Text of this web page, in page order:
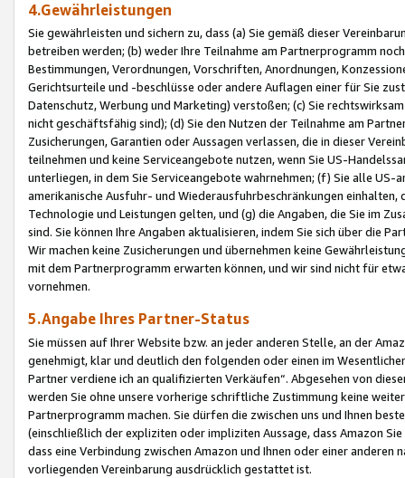
4.Gewährleistungen
Sie gewährleisten und sichern zu, dass (a) Sie gemäß dieser
betreiben werden; (b) weder Ihre Teilnahme am Partnerprogramm
Bestimmungen, Verordnungen, Vorschriften, Anordnungen,
Gerichtsurteile und -beschlüsse oder andere Auflagen einer für Sie
Datenschutz, Werbung und Marketing) verstoßen; (c) Sie
nicht geschäftsfähig sind); (d) Sie den Nutzen der Teilnahme am
Zusicherungen, Garantien oder Aussagen verlassen, die in dieser
teilnehmen und keine Serviceangebote nutzen, wenn Sie US-
unterliegen, in dem Sie Serviceangebote wahrnehmen; (f) Sie alle
amerikanische Ausfuhr- und Wiederausfuhrbeschränkungen
Technologie und Leistungen gelten, und (g) die Angaben, die Sie im
sind. Sie können Ihre Angaben aktualisieren, indem Sie sich über die
Wir machen keine Zusicherungen und übernehmen keine
mit dem Partnerprogramm erwarten können, und wir sind nicht für
vornehmen.
5.Angabe Ihres Partner-Status
Sie müssen auf Ihrer Website bzw. an jeder anderen Stelle, an der
genehmigt, klar und deutlich den folgenden oder einen im
Partner verdiene ich an qualifizierten Verkäufen“. Abgesehen von
werden Sie ohne unsere vorherige schriftliche Zustimmung keine
Partnerprogramm machen. Sie dürfen die zwischen uns und Ihnen
(einschließlich der expliziten oder impliziten Aussage, dass Amazon
dass eine Verbindung zwischen Amazon und Ihnen oder einer
vorliegenden Vereinbarung ausdrücklich gestattet ist.